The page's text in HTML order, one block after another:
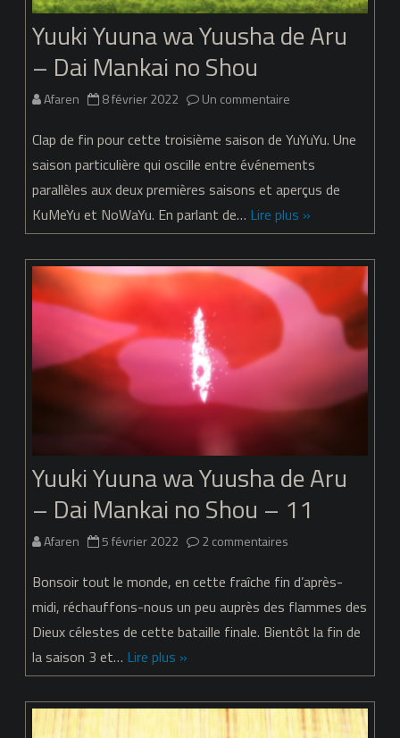
Yuuki Yuuna wa Yuusha de Aru
– Dai Mankai no Shou
Afaren 8 février 2022 Un commentaire
Yuuna
wa
Yuusha
Aru
Mankai
no
Clap de fin pour cette troisième saison de YuYuYu. Une
saison particulière qui oscille entre événements
parallèles aux deux premières saisons et aperçus de
KuMeYu et NoWaYu. En parlant de… Lire plus »
Yuuki Yuuna wa Yuusha de Aru
– Dai Mankai no Shou – 11
Afaren 5 février 2022 2 commentaires
Yuuna
wa
Aru
Bonsoir tout le monde, en cette fraîche fin d’après-
midi, réchauffons-nous un peu auprès des flammes des
Dieux célestes de cette bataille finale. Bientôt la fin de
la saison 3 et… Lire plus »